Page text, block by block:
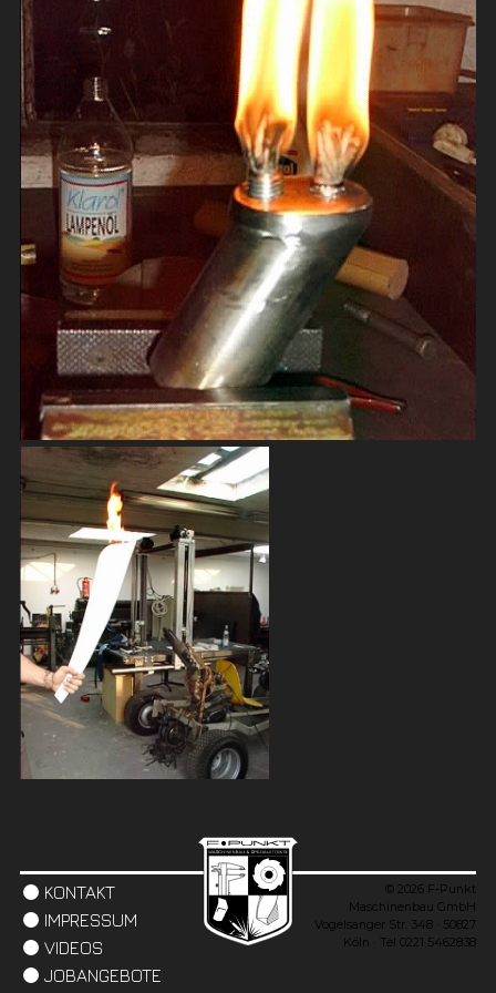
KONTAKT
IMPRESSUM
VIDEOS
JOBANGEBOTE
© 2026 F-Punkt
Maschinenbau GmbH
Vogelsanger Str. 348 · 50827
Köln · Tel 0221 5462838